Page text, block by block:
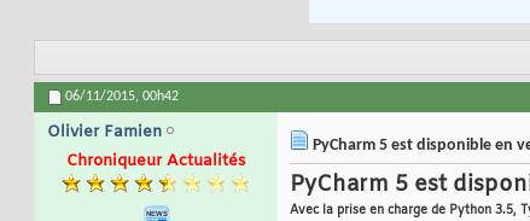
06/11/2015, 00h42
Olivier Famien
Chroniqueur Actualités
PyCharm 5 est disponible en
PyCharm 5 est
Avec la prise en charge de Python 3.5,